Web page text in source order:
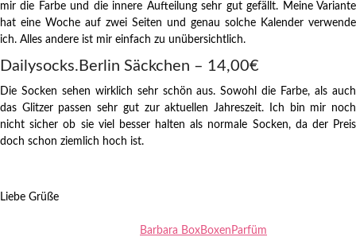
mir die Farbe und die innere Aufteilung sehr gut gefällt. Meine Variante
hat eine Woche auf zwei Seiten und genau solche Kalender verwende
ich. Alles andere ist mir einfach zu unübersichtlich.
Dailysocks.Berlin Säckchen – 14,00€
Die Socken sehen wirklich sehr schön aus. Sowohl die Farbe, als auch
das Glitzer passen sehr gut zur aktuellen Jahreszeit. Ich bin mir noch
nicht sicher ob sie viel besser halten als normale Socken, da der Preis
doch schon ziemlich hoch ist.
Liebe Grüße
Barbara BoxBoxen Parfüm